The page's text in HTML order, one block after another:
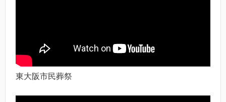
東大阪市民葬祭